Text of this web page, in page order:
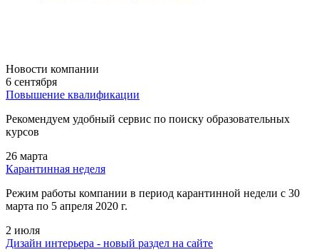
Новости компании
6 сентября
Повышение квалификации
Рекомендуем удобный сервис по поиску образовательных
курсов
26 марта
Карантинная неделя
Режим работы компании в период карантинной недели c 30
марта по 5 апреля 2020 г.
2 июля
Дизайн интерьера - новый раздел на сайте